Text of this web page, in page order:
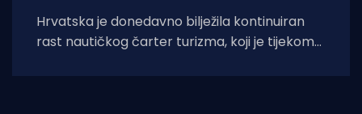
Hrvatska je donedavno bilježila kontinuiran
rast nautičkog čarter turizma, koji je tijekom